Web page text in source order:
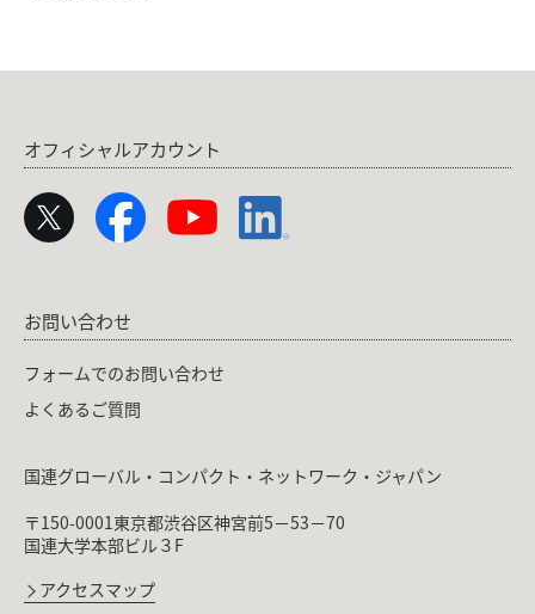
オフィシャルアカウント
お問い合わせ
フォームでのお問い合わせ
よくあるご質問
国連グローバル・コンパクト・ネットワーク・ジャパン
〒150-0001東京都渋谷区神宮前5－53－70
国連大学本部ビル３F
アクセスマップ